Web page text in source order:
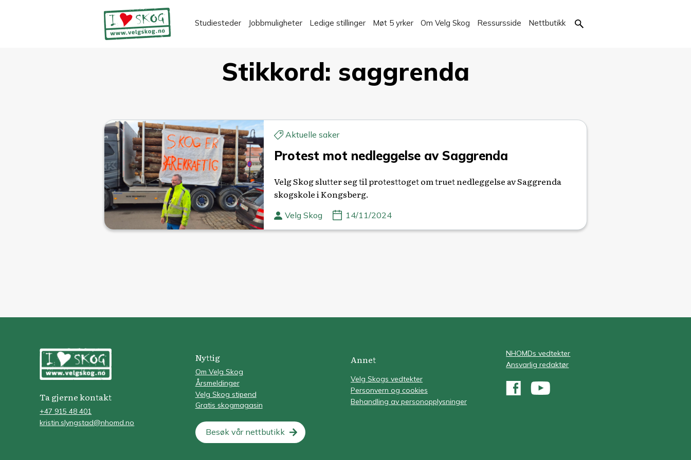
Studiesteder Jobbmuligheter Ledige stillinger Møt 5 yrker Om Velg Skog Ressursside Nettbutikk
Stikkord: saggrenda
Aktuelle saker
Protest mot nedleggelse av Saggrenda
Velg Skog slutter seg til protesttoget om truet nedleggelse av Saggrenda
skogskole i Kongsberg.
Velg Skog 14/11/2024
Ta gjerne kontakt
+47 915 48 401
kristin.slyngstad@nhomd.no
Nyttig
Om Velg Skog
Årsmeldinger
Velg Skog stipend
Gratis skogmagasin
Besøk vår nettbutikk
Annet
Velg Skogs vedtekter
Personvern og cookies
Behandling av personopplysninger
NHOMDs vedtekter
Ansvarlig redaktør